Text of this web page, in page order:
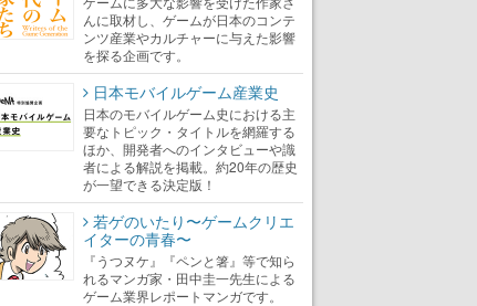
んに取材し、ゲームが日本のコンテ
ンツ産業やカルチャーに与えた影響
を探る企画です。
日本モバイルゲーム産業史
日本のモバイルゲーム史における主
要なトピック・タイトルを網羅する
ほか、開発者へのインタビューや識
者による解説を掲載。約20年の歴史
が一望できる決定版！
若ゲのいたり〜ゲームクリエ
イターの青春〜
『うつヌケ』『ペンと箸』等で知ら
れるマンガ家・田中圭一先生による
ゲーム業界レポートマンガです。